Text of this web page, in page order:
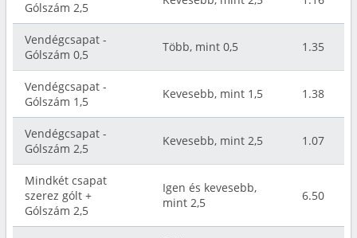
Gólszám 2,5
Vendégcsapat -
Gólszám 0,5
Több, mint 0,5 1.35
Vendégcsapat -
Gólszám 1,5
Kevesebb, mint 1,5 1.38
Vendégcsapat -
Gólszám 2,5
Kevesebb, mint 2,5 1.07
Mindkét csapat
szerez gólt +
Gólszám 2,5
Igen és kevesebb,
mint 2,5
6.50